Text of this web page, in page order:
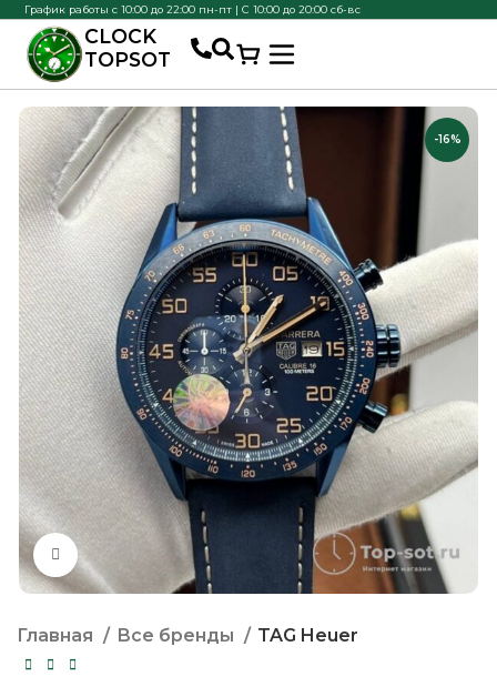
График работы с 10:00 до 22:00 пн-пт | С 10:00 до 20:00 сб-вс
CLOCK
TOPSOT
-16%
Нажмите, чтобы увеличить
Главная Все бренды TAG Heuer